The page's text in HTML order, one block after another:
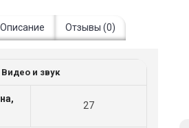
Описание Отзывы (0)
Видео и звук
27